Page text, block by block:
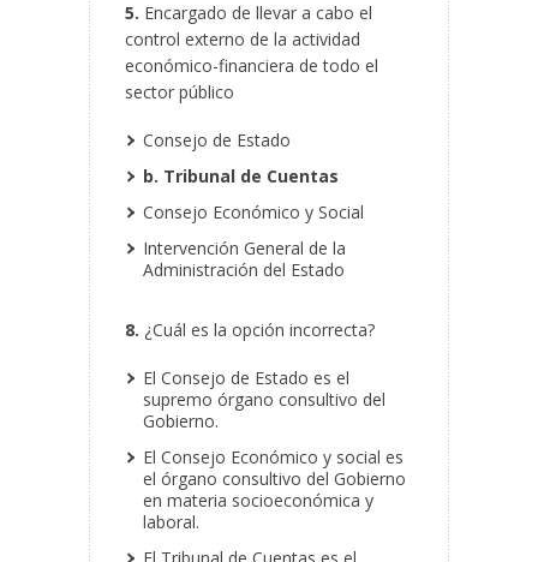
5. Encargado de llevar a cabo el
control externo de la actividad
económico-financiera de todo el
sector público
Consejo de Estado
b. Tribunal de Cuentas
Consejo Económico y Social
Intervención General de la
Administración del Estado
8. ¿Cuál es la opción incorrecta?
El Consejo de Estado es el
supremo órgano consultivo del
Gobierno.
El Consejo Económico y social es
el órgano consultivo del Gobierno
en materia socioeconómica y
laboral.